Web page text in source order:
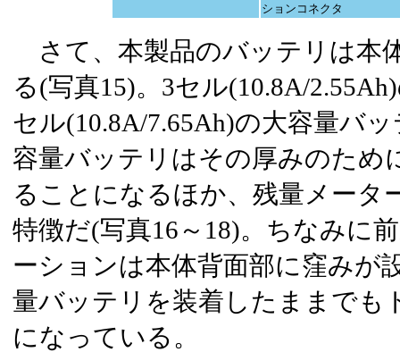
ションコネクタ
さて、本製品のバッテリは本
る(写真15)。3セル(10.8A/
セル(10.8A/7.65Ah)の大容量バ
容量バッテリはその厚みのため
ることになるほか、残量メータ
特徴だ(写真16～18)。ちなみに
ーションは本体背面部に窪みが
量バッテリを装着したままでも
になっている。